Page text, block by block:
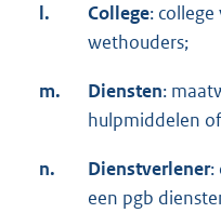
l. College:
wethouders;
m. Diensten:
hulpmiddelen
n. Dienstverlener:
een pgb